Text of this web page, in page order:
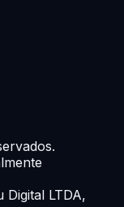
Digital LTDA,